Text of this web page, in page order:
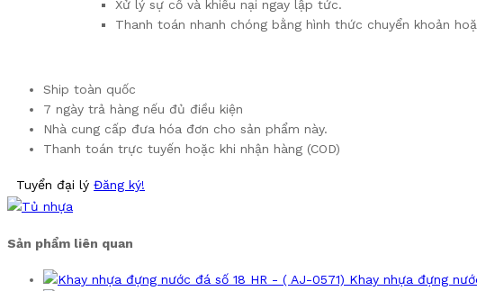
Xử lý sự cố và khiếu nại ngay lập tức.
Thanh toán nhanh chóng bằng hình thức chuyển khoản
Ship toàn quốc
7 ngày trả hàng nếu đủ điều kiện
Nhà cung cấp đưa hóa đơn cho sản phẩm này.
Thanh toán trực tuyến hoặc khi nhận hàng (COD)
Tuyển đại lý Đăng ký!
Sản phẩm liên quan
Khay nhựa đựng